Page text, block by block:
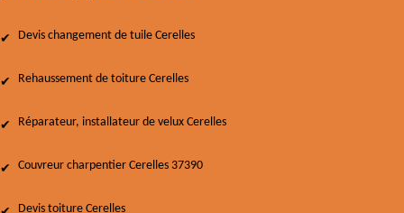
Devis changement de tuile Cerelles
Rehaussement de toiture Cerelles
Réparateur, installateur de velux Cerelles
Couvreur charpentier Cerelles 37390
Devis toiture Cerelles